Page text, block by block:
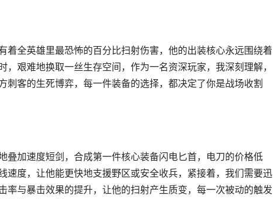
着全英雄里最恐怖的百分比扫射伤害，他的出装核心永远围绕着
艰难地换取一丝生存空间，作为一名资深玩家，我深刻理解，
客的生死博弈，每一件装备的选择，都决定了你是战场收割
叠加速度短剑，合成第一件核心装备闪电匕首，电刀的价格低
速度，让他能更快地支援野区或安全收兵，紧接着，我们需要迅
率与暴击效果的提升，让他的扫射产生质变，每一次被动的触发